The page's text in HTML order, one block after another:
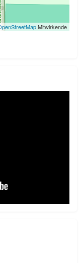
Mitwirkende